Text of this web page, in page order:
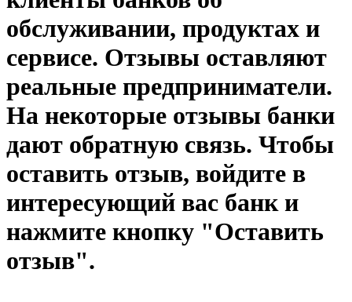
обслуживании, продуктах и
сервисе. Отзывы оставляют
реальные предприниматели.
На некоторые отзывы банки
дают обратную связь. Чтобы
оставить отзыв, войдите в
интересующий вас банк и
нажмите кнопку "Оставить
отзыв".